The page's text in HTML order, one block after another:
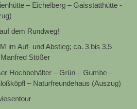
– Eichelberg – Gaisstatthütte -
dem Rundweg!
im Auf- und Abstieg; ca. 3 bis 3,5
Stößer
Hochbehälter – Grün – Gumbe –
– Naturfreundehaus (Auszug)